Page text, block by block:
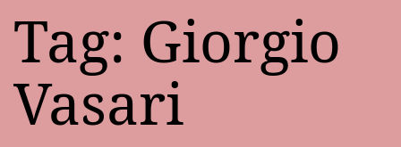
Tag: Giorgio
Vasari